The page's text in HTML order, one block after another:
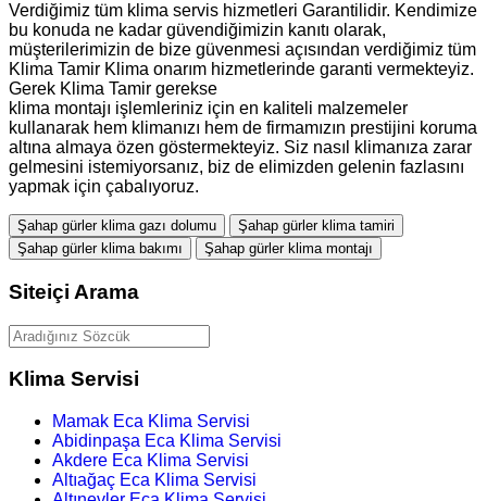
Verdiğimiz tüm klima servis hizmetleri Garantilidir. Kendimize
bu konuda ne kadar güvendiğimizin kanıtı olarak,
müşterilerimizin de bize güvenmesi açısından verdiğimiz tüm
Klima Tamir Klima onarım hizmetlerinde garanti vermekteyiz.
Gerek Klima Tamir gerekse
klima montajı işlemleriniz için en kaliteli malzemeler
kullanarak hem klimanızı hem de firmamızın prestijini koruma
altına almaya özen göstermekteyiz. Siz nasıl klimanıza zarar
gelmesini istemiyorsanız, biz de elimizden gelenin fazlasını
yapmak için çabalıyoruz.
Şahap gürler klima gazı dolumu
Şahap gürler klima tamiri
Şahap gürler klima bakımı
Şahap gürler klima montajı
Siteiçi Arama
Klima Servisi
Mamak Eca Klima Servisi
Abidinpaşa Eca Klima Servisi
Akdere Eca Klima Servisi
Altıağaç Eca Klima Servisi